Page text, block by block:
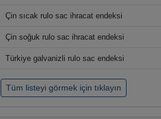
Çin sıcak rulo sac ihracat endeksi
Çin soğuk rulo sac ihracat endeksi
Türkiye galvanizli rulo sac endeksi
Tüm listeyi görmek için tıklayın